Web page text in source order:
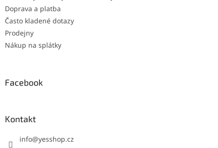
Doprava a platba
Často kladené dotazy
Prodejny
Nákup na splátky
Facebook
Kontakt
info@yesshop.cz